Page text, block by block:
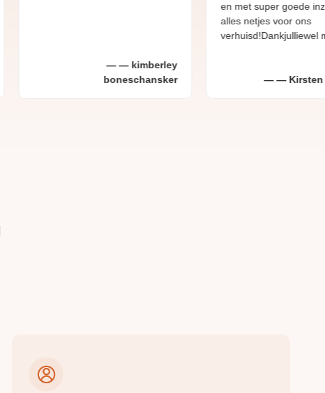
kimberley
boneschansker
en met super goede inzet en
alles netjes voor ons
verhuisd!Dankjulliewel mannen!
Kirsten Bommer